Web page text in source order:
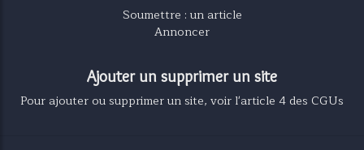
Soumettre : un article
Annoncer
Ajouter un supprimer un site
Pour ajouter ou supprimer un site, voir l'article 4 des CGUs